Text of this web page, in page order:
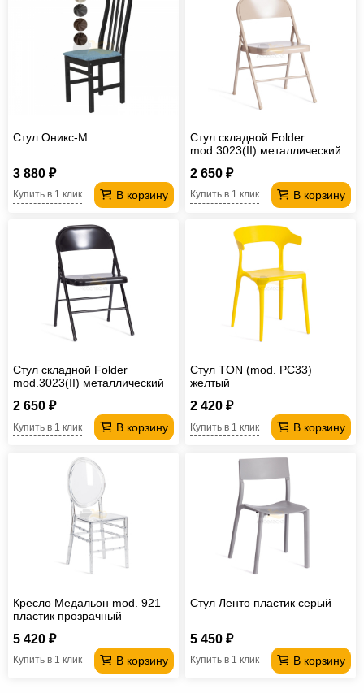
Стул Оникс-М
3 880 ₽
В корзину
Купить в 1 клик
Стул складной Folder
mod.3023(II) металлический
2 650 ₽
В корзину
Купить в 1 клик
Стул складной Folder
mod.3023(II) металлический
2 650 ₽
В корзину
Купить в 1 клик
Стул TON (mod. PC33)
желтый
2 420 ₽
В корзину
Купить в 1 клик
Кресло Медальон mod. 921
пластик прозрачный
5 420 ₽
В корзину
Купить в 1 клик
Стул Ленто пластик серый
5 450 ₽
В корзину
Купить в 1 клик